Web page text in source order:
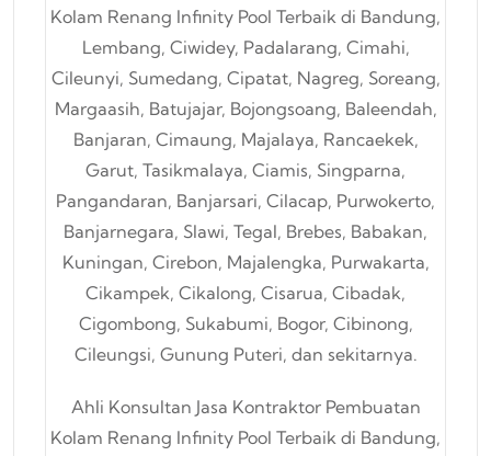
Ahli Konsultan Jasa Kontraktor Pembuatan
Kolam Renang Infinity Pool Terbaik di Bandung,